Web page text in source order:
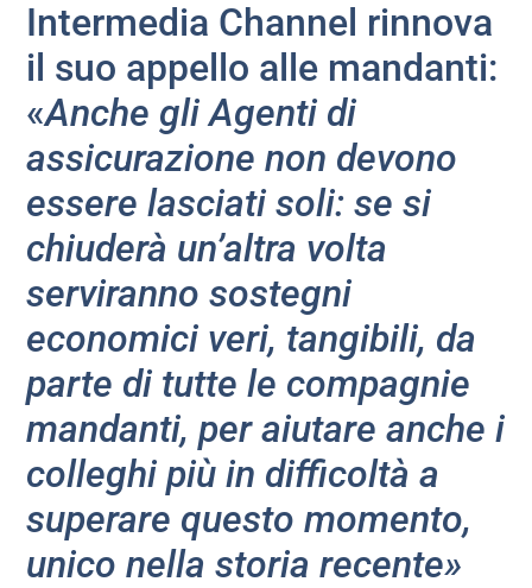
Intermedia Channel rinnova
il suo appello alle mandanti:
«Anche gli Agenti di
assicurazione non devono
essere lasciati soli: se si
chiuderà un’altra volta
serviranno sostegni
economici veri, tangibili, da
parte di tutte le compagnie
mandanti, per aiutare anche i
colleghi più in difficoltà a
superare questo momento,
unico nella storia recente»